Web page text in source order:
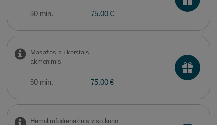
60 min. 75.00 €
Masažas su karštais
akmenimis
60 min. 75.00 €
Hemolimfodrenažinis viso kūno